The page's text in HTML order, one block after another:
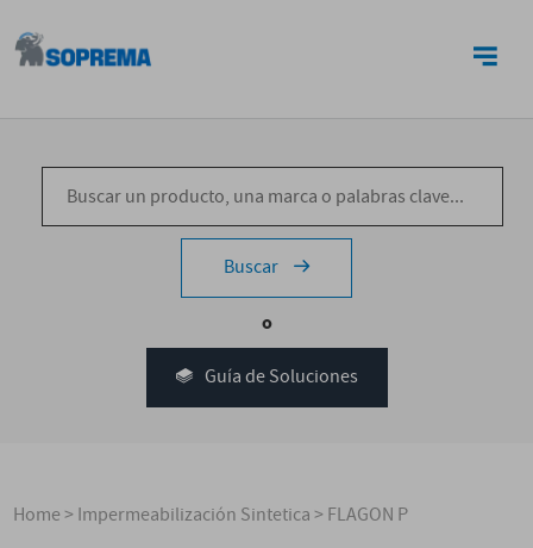
Buscar
o
Guía de Soluciones
Home>Impermeabilización Sintetica>FLAGON P